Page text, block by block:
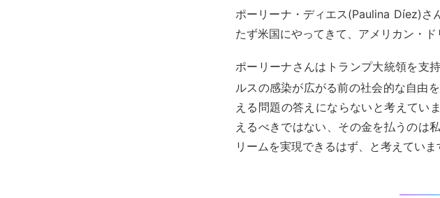
ポーリーナ・ディエス(Paulina Díez)さ
たず米国にやってきて、アメリカン・ド
ポーリーナさんはトランプ大統領を支
ルスの感染が広がる前の社会的な自由
える問題の答えにならないと考えて
えるべきではない、その金を払うのは
リームを実現できるはず、と考えていま